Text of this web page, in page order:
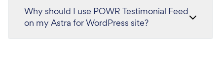
Why should I use POWR Testimonial Feed
on my Astra for WordPress site?